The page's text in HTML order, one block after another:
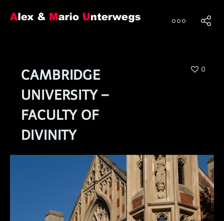
CAMBRIDGE
UNIVERSITY –
FACULTY OF
DIVINITY
0